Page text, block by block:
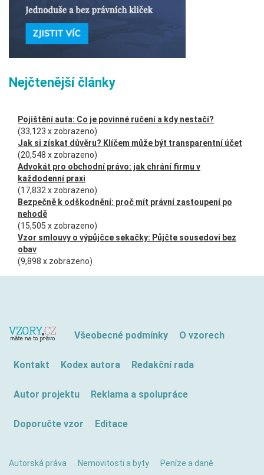
Nejčtenější články
Pojištění auta: Co je povinné ručení a kdy nestačí?
(33,123 x zobrazeno)
Jak si získat důvěru? Klíčem může být transparentní účet
(20,548 x zobrazeno)
Advokát pro obchodní právo: jak chrání firmu v
každodenní praxi
(17,832 x zobrazeno)
Bezpečně k odškodnění: proč mít právní zastoupení po
nehodě
(15,505 x zobrazeno)
Vzor smlouvy o výpůjčce sekačky: Půjčte sousedovi bez
obav
(9,898 x zobrazeno)
Všeobecné podmínky O vzorech
Kontakt Kodex autora Redakční rada
Autor projektu Reklama a spolupráce
Doporučte vzor Editace
Autorská práva Nemovitosti a byty Peníze a daně